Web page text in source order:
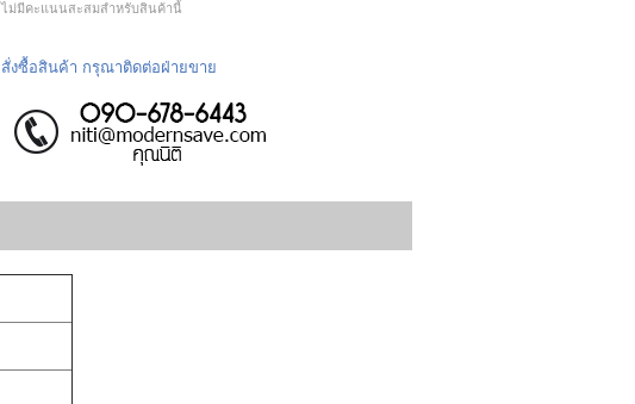
ไม่มีคะแนนสะสมสำหรับสินค้านี้
สั่งซื้อสินค้า กรุณาติดต่อฝ่ายขาย